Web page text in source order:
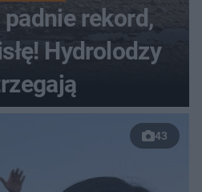
rekord,
Hydrolodzy
43